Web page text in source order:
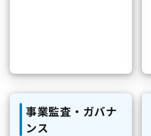
事業監査・ガバナ
ンス